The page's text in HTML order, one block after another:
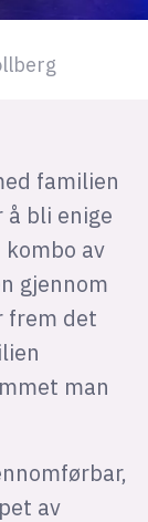
familien
å bli enige
kombo av
gjennom
frem det
man
av